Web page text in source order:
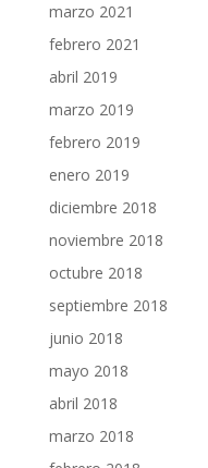
marzo 2021
febrero 2021
abril 2019
marzo 2019
febrero 2019
enero 2019
diciembre 2018
noviembre 2018
octubre 2018
septiembre 2018
junio 2018
mayo 2018
abril 2018
marzo 2018